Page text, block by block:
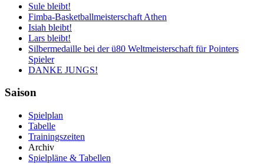
Sule bleibt!
Fimba-Basketballmeisterschaft Athen
Isiah bleibt!
Lars bleibt!
Silbermedaille bei der ü80 Weltmeisterschaft für Pointers
Spieler
DANKE JUNGS!
Saison
Spielplan
Tabelle
Trainingszeiten
Archiv
Spielpläne & Tabellen